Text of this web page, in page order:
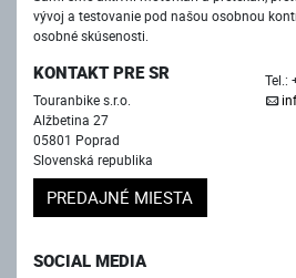
vývoj a testovanie pod našou osobnou
osobné skúsenosti.
KONTAKT PRE SR
Touranbike s.r.o.
Alžbetina 27
05801 Poprad
Slovenská republika
PREDAJNÉ MIESTA
Tel.:
SOCIAL MEDIA